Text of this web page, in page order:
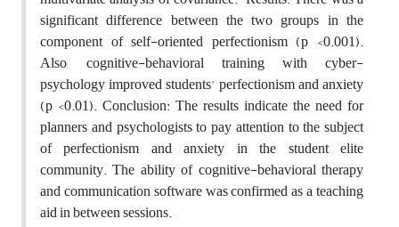
significant difference between the two groups in the
component of self-oriented perfectionism (p <0.001).
Also, cognitive-behavioral training with cyber-
psychology improved students' perfectionism and anxiety
(p <0.01). Conclusion: The results indicate the need for
planners and psychologists to pay attention to the subject
of perfectionism and anxiety in the student elite
community. The ability of cognitive-behavioral therapy
and communication software was confirmed as a teaching
aid in between sessions.